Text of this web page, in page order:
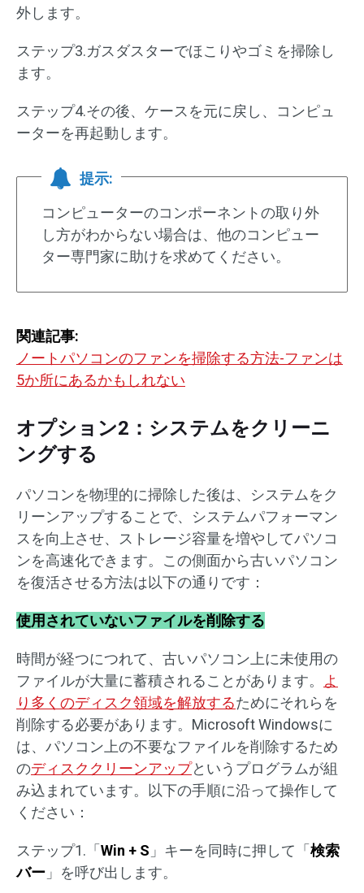
外します。
ステップ3.ガスダスターでほこりやゴミを掃除し
ます。
ステップ4.その後、ケースを元に戻し、コンピュ
ーターを再起動します。
提示:
コンピューターのコンポーネントの取り外
し方がわからない場合は、他のコンピュー
ター専門家に助けを求めてください。
関連記事:
ノートパソコンのファンを掃除する方法-ファンは
5か所にあるかもしれない
オプション2：システムをクリーニ
ングする
パソコンを物理的に掃除した後は、システムをク
リーンアップすることで、システムパフォーマン
スを向上させ、ストレージ容量を増やしてパソコ
ンを高速化できます。この側面から古いパソコン
を復活させる方法は以下の通りです：
使用されていないファイルを削除する
時間が経つにつれて、古いパソコン上に未使用の
ファイルが大量に蓄積されることがあります。 よ
り多くのディスク領域を解放するためにそれらを
削除する必要があります。Microsoft Windowsに
は、パソコン上の不要なファイルを削除するため
のディスククリーンアップというプログラムが組
み込まれています。以下の手順に沿って操作して
ください：
ステップ1.「 Win + S 」キーを同時に押して「 検索
バー 」を呼び出します。